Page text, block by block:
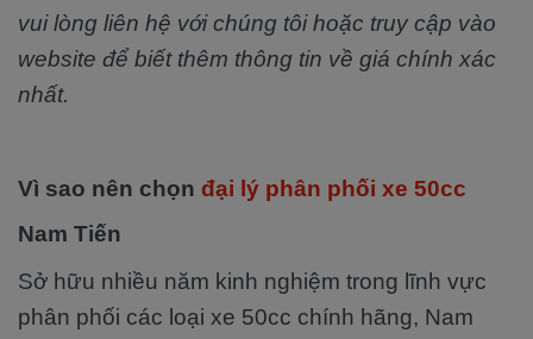
vui lòng liên hệ với chúng tôi hoặc truy cập vào
website để biết thêm thông tin về giá chính xác
nhất.
Vì sao nên chọn đại lý phân phối xe 50cc
Nam Tiến
Sở hữu nhiều năm kinh nghiệm trong lĩnh vực
phân phối các loại xe 50cc chính hãng, Nam